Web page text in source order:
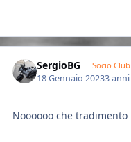
SergioBG Socio Club
18 Gennaio 20233 anni
Noooooo che tradimento